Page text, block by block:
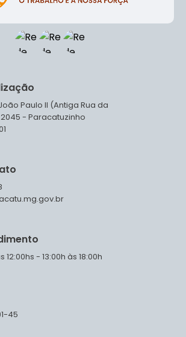
Paulo II (Antiga Rua da
- Paracatuzinho
12:00hs - 13:00h às 18:00h
45